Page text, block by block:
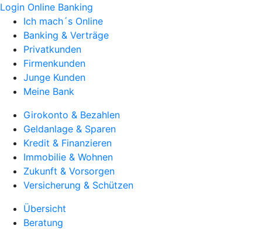
Login Online Banking
Ich mach´s Online
Banking & Verträge
Privatkunden
Firmenkunden
Junge Kunden
Meine Bank
Girokonto & Bezahlen
Geldanlage & Sparen
Kredit & Finanzieren
Immobilie & Wohnen
Zukunft & Vorsorgen
Versicherung & Schützen
Übersicht
Beratung